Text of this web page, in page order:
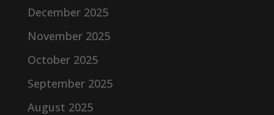
December 2025
November 2025
October 2025
September 2025
August 2025